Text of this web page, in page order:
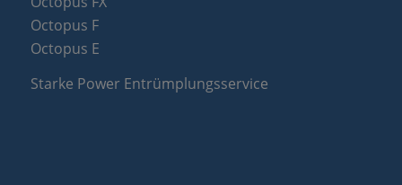
Octopus F
Octopus E
Starke Power Entrümplungsservice